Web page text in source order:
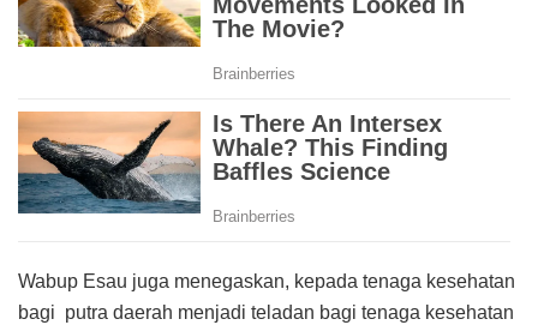
Wabup Esau juga menegaskan, kepada tenaga kesehatan
bagi putra daerah menjadi teladan bagi tenaga kesehatan